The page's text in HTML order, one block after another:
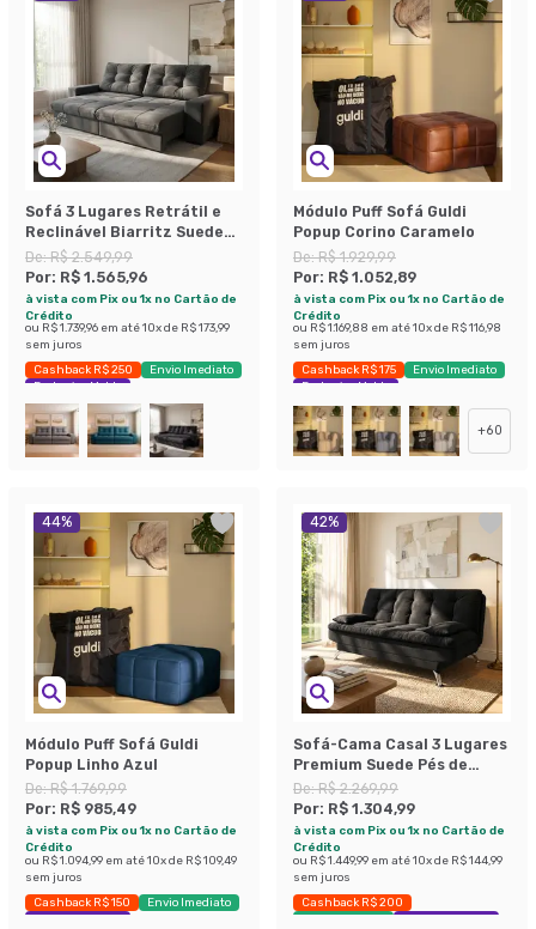
Sofá 3 Lugares Retrátil e
Reclinável Biarritz Suede
Grafite
De:R$ 2.549,99
Por: R$ 1.565,96
à vista com Pix ou 1x no Cartão de
Crédito
ou R$ 1.739,96 em até10x de R$ 173,99
sem juros
Cashback R$ 250
Envio Imediato
Exclusivo Mobly
Módulo Puff Sofá Guldi
Popup Corino Caramelo
De:R$ 1.929,99
Por: R$ 1.052,89
à vista com Pix ou 1x no Cartão de
Crédito
ou R$ 1.169,88 em até10x de R$ 116,98
sem juros
Cashback R$ 175
Envio Imediato
Exclusivo Mobly
+60
44%
Módulo Puff Sofá Guldi
Popup Linho Azul
De:R$ 1.769,99
Por: R$ 985,49
à vista com Pix ou 1x no Cartão de
Crédito
ou R$ 1.094,99 em até10x de R$ 109,49
sem juros
Cashback R$ 150
Envio Imediato
Exclusivo Mobly
42%
Sofá-Cama Casal 3 Lugares
Premium Suede Pés de
Metal Preto
De:R$ 2.269,99
Por: R$ 1.304,99
à vista com Pix ou 1x no Cartão de
Crédito
ou R$ 1.449,99 em até10x de R$ 144,99
sem juros
Cashback R$ 200
Envio Imediato
Exclusivo Mobly